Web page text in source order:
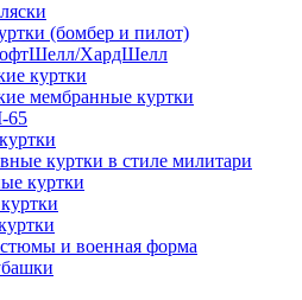
(бомбер и пилот)
ХардШелл
куртки
мембранные куртки
65
куртки в стиле милитари
куртки
и военная форма